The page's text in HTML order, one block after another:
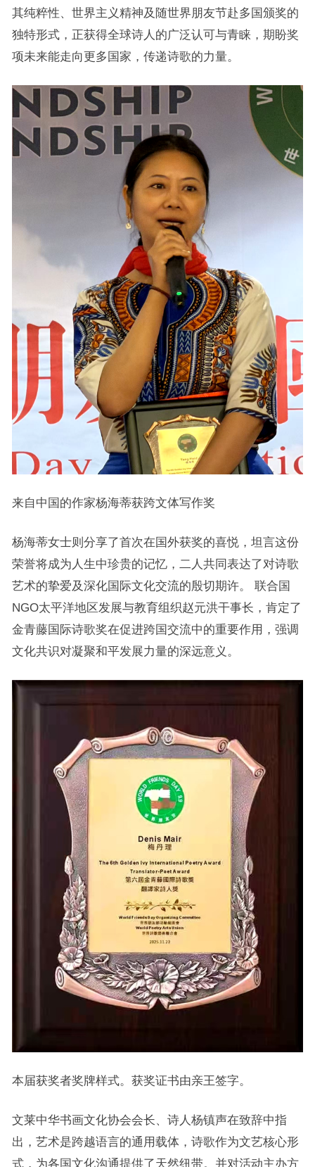
其纯粹性、世界主义精神及随世界朋友节赴多国颁奖的
独特形式，正获得全球诗人的广泛认可与青睐，期盼奖
项未来能走向更多国家，传递诗歌的力量。
来自中国的作家杨海蒂获跨文体写作奖
杨海蒂女士则分享了首次在国外获奖的喜悦，坦言这份
荣誉将成为人生中珍贵的记忆，二人共同表达了对诗歌
艺术的挚爱及深化国际文化交流的殷切期许。 联合国
NGO太平洋地区发展与教育组织赵元洪干事长，肯定了
金青藤国际诗歌奖在促进跨国交流中的重要作用，强调
文化共识对凝聚和平发展力量的深远意义。
本届获奖者奖牌样式。获奖证书由亲王签字。
文莱中华书画文化协会会长、诗人杨镇声在致辞中指
出，艺术是跨越语言的通用载体，诗歌作为文艺核心形
式，为各国文化沟通提供了天然纽带。并对活动主办方